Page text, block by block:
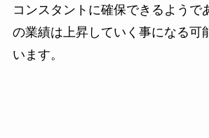
コンスタントに確保できるようで
の業績は上昇していく事になる可
います。